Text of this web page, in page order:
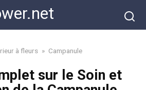
à fleurs » Campanule
sur le Soin et